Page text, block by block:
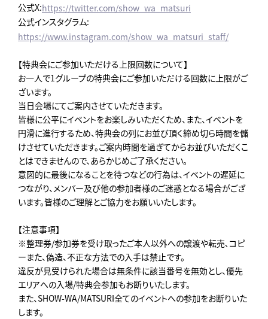
公式X:https://twitter.com/show_wa_matsuri
公式インスタグラム:
https://www.instagram.com/show_wa_matsuri_staff/
【特典会にご参加いただける上限回数について】
お一人で1グループの特典会にご参加いただける回数に上限がご
ざいます。
当日会場にてご案内させていただきます。
皆様に公平にイベントをお楽しみいただくため、また、イベントを
円滑に進行するため、特典会の列にお並び頂く締め切ら時間を儲
けさせていただきます。ご案内時間を過ぎてからお並びいただくこ
とはできませんので、あらかじめご了承ください。
意図的に最後になることを待つなどの行為は、イベントの遅延に
つながり、メンバー及び他の参加者様のご迷惑となる場合がござ
います。皆様のご理解とご協力をお願いいたします。
【注意事項】
※整理券/参加券を受け取ったご本人以外への譲渡や転売､コピ
ーまた、偽造、不正な方法での入手は禁止です。
違反が見受けられた場合は無条件に該当番号を無効とし、優先
エリアへの入場/特典会参加もお断りいたします。
また、SHOW-WA/MATSURI全てのイベントへの参加をお断りいた
します。